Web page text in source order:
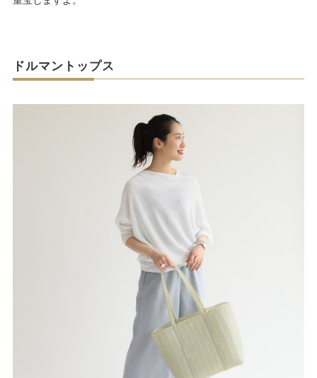
ドルマントップス